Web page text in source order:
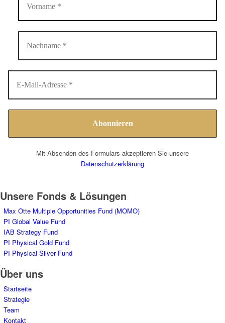
Mit Absenden des Formulars akzeptieren Sie unsere
Datenschutzerklärung
Unsere Fonds & Lösungen
Max Otte Multiple Opportunities Fund (MOMO)
PI Global Value Fund
IAB Strategy Fund
PI Physical Gold Fund
PI Physical Silver Fund
Über uns
Startseite
Strategie
Team
Kontakt